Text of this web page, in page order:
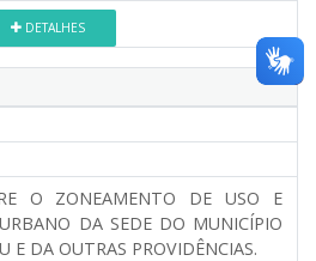
DETALHES
O ZONEAMENTO DE USO E
DA SEDE DO MUNICÍPIO
E DA OUTRAS PROVIDÊNCIAS.